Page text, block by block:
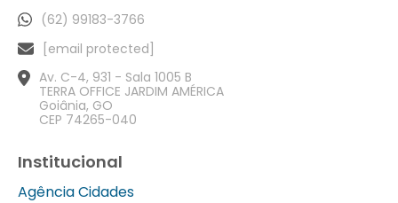
(62) 99183-3766
[email protected]
Av. C-4, 931 - Sala 1005 B
TERRA OFFICE JARDIM AMÉRICA
Goiânia, GO
CEP 74265-040
Institucional
Agência Cidades